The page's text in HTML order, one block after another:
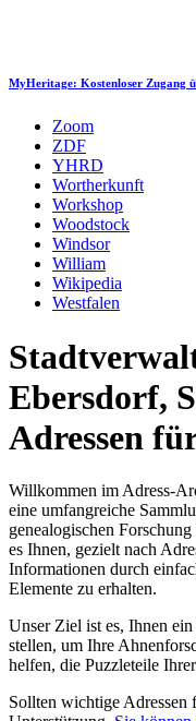
MyHeritage: Kostenloser Zugang
Zoom
ZDF
YHRD
Wortherkunft
Workshop
Woodstock
Windsor
William
Wikipedia
Westfalen
Ebersdorf,
Adressen
Willkommen im Adress-
eine umfangreiche
genealogischen
es Ihnen, gezielt nach
Informationen durch
Elemente zu erhalten.
Unser Ziel ist es, Ihnen
stellen, um Ihre
helfen, die Puzzleteile
Sollten wichtige Adressen